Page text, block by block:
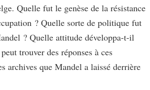
Quelle fut le genèse de la résistance
? Quelle sorte de politique fut
? Quelle attitude développa-t-il
trouver des réponses à ces
archives que Mandel a laissé derrière